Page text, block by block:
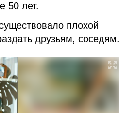
50 лет.
плохой
друзьям, соседям.